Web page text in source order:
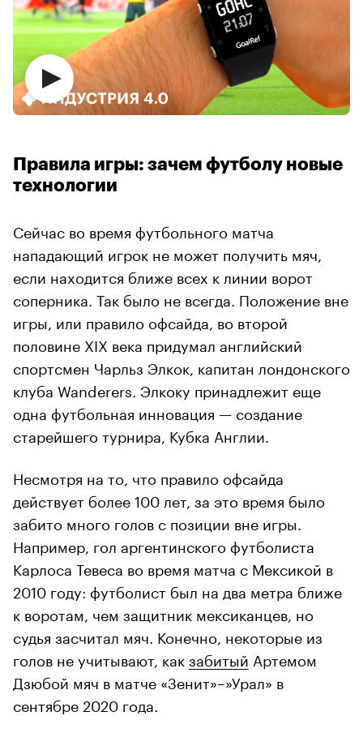
Правила игры: зачем футболу новые
технологии
Сейчас во время футбольного матча
нападающий игрок не может получить мяч,
если находится ближе всех к линии ворот
соперника. Так было не всегда. Положение вне
игры, или правило офсайда, во второй
половине XIX века придумал английский
спортсмен Чарльз Элкок, капитан лондонского
клуба Wanderers. Элкоку принадлежит еще
одна футбольная инновация — создание
старейшего турнира, Кубка Англии.
Несмотря на то, что правило офсайда
действует более 100 лет, за это время было
забито много голов с позиции вне игры.
Например, гол аргентинского футболиста
Карлоса Тевеса во время матча с Мексикой в
2010 году: футболист был на два метра ближе
к воротам, чем защитник мексиканцев, но
судья засчитал мяч. Конечно, некоторые из
голов не учитывают, какзабитый Артемом
Дзюбой мяч в матче «Зенит»–»Урал» в
сентябре 2020 года.